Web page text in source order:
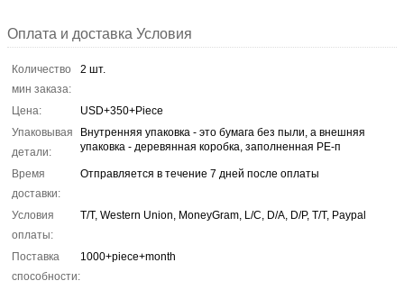
Оплата и доставка Условия
Количество
мин заказа:
2 шт.
Цена:
USD+350+Piece
Упаковывая
детали:
Внутренняя упаковка - это бумага без пыли, а внешняя
упаковка - деревянная коробка, заполненная PE-п
Время
доставки:
Отправляется в течение 7 дней после оплаты
Условия
оплаты:
T/T, Western Union, MoneyGram, L/C, D/A, D/P, T/T, Paypal
Поставка
способности:
1000+piece+month